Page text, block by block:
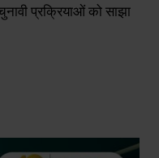
प्रक्रियाओं को साझा